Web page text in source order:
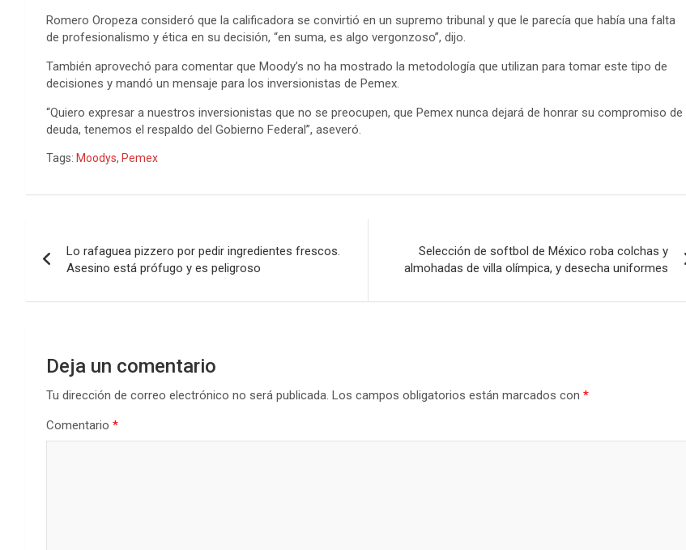
Romero Oropeza consideró que la calificadora se convirtió en un supremo tribunal y que le parecía que había una falta
de profesionalismo y ética en su decisión, “en suma, es algo vergonzoso”, dijo.
También aprovechó para comentar que Moody’s no ha mostrado la metodología que utilizan para tomar este tipo de
decisiones y mandó un mensaje para los inversionistas de Pemex.
“Quiero expresar a nuestros inversionistas que no se preocupen, que Pemex nunca dejará de honrar su compromiso de
deuda, tenemos el respaldo del Gobierno Federal”, aseveró.
Tags: Moodys, Pemex
de
entradas
Lo rafaguea pizzero por pedir ingredientes frescos.
Asesino está prófugo y es peligroso
Selección de softbol de México roba colchas y
almohadas de villa olímpica, y desecha uniformes
Deja un comentario
Tu dirección de correo electrónico no será publicada. Los campos obligatorios están marcados con *
Comentario *